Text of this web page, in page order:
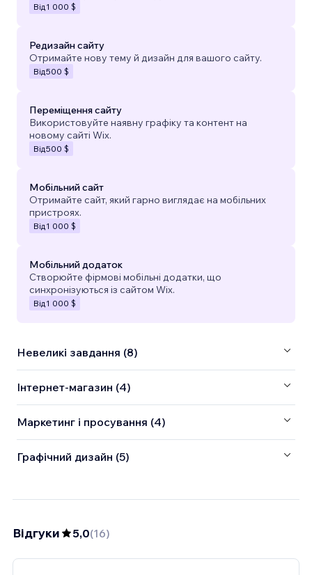
Від 1 000 $
Редизайн сайту
Отримайте нову тему й дизайн для вашого сайту.
Від500 $
Переміщення сайту
Використовуйте наявну графіку та контент на
новому сайті Wix.
Від500 $
Мобільний сайт
Отримайте сайт, який гарно виглядає на мобільних
пристроях.
Від 1 000 $
Мобільний додаток
Створюйте фірмові мобільні додатки, що
синхронізуються із сайтом Wix.
Від 1 000 $
Невеликі завдання (8)
Інтернет-магазин (4)
Маркетинг і просування (4)
Графічний дизайн (5)
Відгуки 5,0(16)